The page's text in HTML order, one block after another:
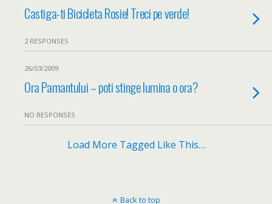
Castiga-ti Bicicleta Rosie! Treci pe verde!
2 RESPONSES
26/03/2009
Ora Pamantului – poti stinge lumina o ora?
NO RESPONSES
Load More Tagged Like This…
Back to top